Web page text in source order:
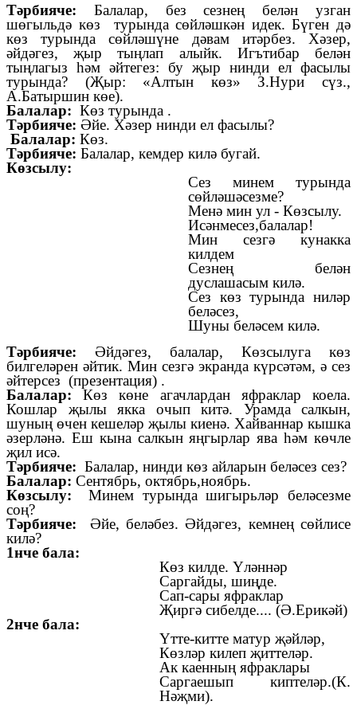
Тәрбияче: Балалар, без сезнең белән узган
шөгыльдә көз турында сөйләшкән идек. Бүген дә
көз турында сөйләшүне дәвам итәрбез. Хәзер,
әйдәгез, җыр тыңлап алыйк. Игътибар белән
тыңлагыз һәм әйтегез: бу җыр нинди ел фасылы
турында? (Җыр: «Алтын көз» З.Нури сүз.,
А.Батыршин көе).
Балалар: Көз турында .
Тәрбияче: Әйе. Хәзер нинди ел фасылы?
Балалар: Көз.
Тәрбияче: Балалар, кемдер килә бугай.
Көзсылу:
Сез минем турында
сөйләшәсезме?
Менә мин ул - Көзсылу.
Исәнмесез,балалар!
Мин сезгә кунакка
килдем
Сезнең белән
дуслашасым килә.
Сез көз турында ниләр
беләсез,
Шуны беләсем килә.
Тәрбияче: Әйдәгез, балалар, Көзсылуга көз
билгеләрен әйтик. Мин сезгә экранда күрсәтәм, ә сез
әйтерсез (презентация) .
Балалар:Көз көне агачлардан яфраклар коела.
Кошлар җылы якка очып китә. Урамда салкын,
шуның өчен кешеләр җылы киенә. Хайваннар кышка
әзерләнә. Еш кына салкын яңгырлар ява һәм көчле
җил исә.
Тәрбияче: Балалар, нинди көз айларын беләсез сез?
Балалар: Сентябрь, октябрь,ноябрь.
Көзсылу:
Минем турында шигырьләр беләсезме
соң?
Тәрбияче:
Әйе, беләбез. Әйдәгез, кемнең сөйлисе
килә?
1нче бала:
Көз килде. Үләннәр
Саргайды, шиңде.
Сап-сары яфраклар
Җиргә сибелде.... (Ә.Ерикәй)
2нче бала:
Үтте-китте матур җәйләр,
Көзләр килеп җиттеләр.
Ак каенның яфраклары
Саргаешып киптеләр.(К.
Нәҗми).